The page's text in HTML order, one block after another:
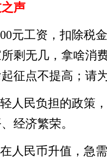
声
工资，扣除税金
剩无几，拿啥消
征点不提高；请
民负担的政策，
经济繁荣。
民币升值，急需